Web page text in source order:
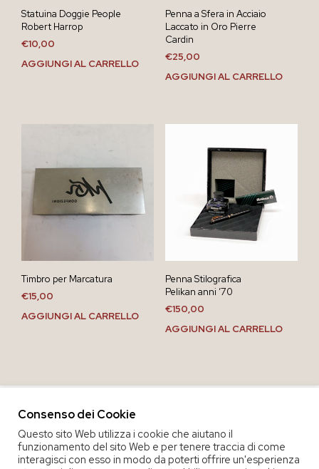
Statuina Doggie People
Robert Harrop
€10,00
AGGIUNGI AL CARRELLO
Penna a Sfera in Acciaio
Laccato in Oro Pierre
Cardin
€25,00
AGGIUNGI AL CARRELLO
Timbro per Marcatura
€15,00
AGGIUNGI AL CARRELLO
Penna Stilografica
Pelikan anni ’70
€150,00
AGGIUNGI AL CARRELLO
Consenso dei Cookie
Questo sito Web utilizza i cookie che aiutano il
funzionamento del sito Web e per tenere traccia di come
interagisci con esso in modo da poterti offrire un'esperienza